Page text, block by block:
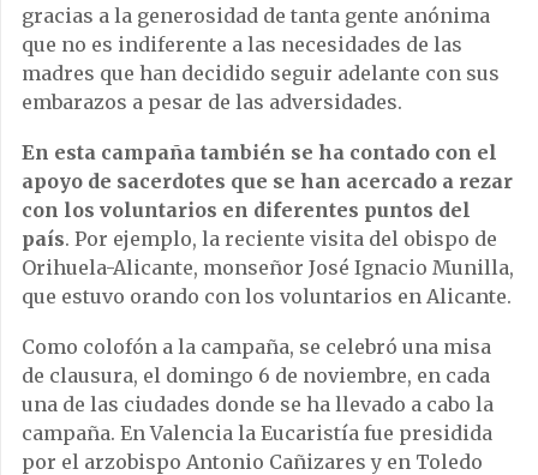
gracias a la generosidad de tanta gente anónima
que no es indiferente a las necesidades de las
madres que han decidido seguir adelante con sus
embarazos a pesar de las adversidades.
En esta campaña también se ha contado con el
apoyo de sacerdotes que se han acercado a rezar
con los voluntarios en diferentes puntos del
país. Por ejemplo, la reciente visita del obispo de
Orihuela-Alicante, monseñor José Ignacio Munilla,
que estuvo orando con los voluntarios en Alicante.
Como colofón a la campaña, se celebró una misa
de clausura, el domingo 6 de noviembre, en cada
una de las ciudades donde se ha llevado a cabo la
campaña. En Valencia la Eucaristía fue presidida
por el arzobispo Antonio Cañizares y en Toledo